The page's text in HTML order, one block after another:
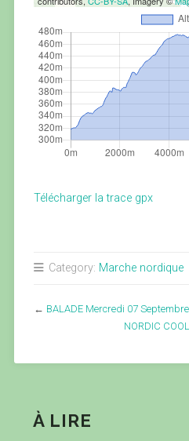
Télécharger la trace gpx
Category: Marche nordique
← BALADE Mercredi 07
NORDIC
À LIRE